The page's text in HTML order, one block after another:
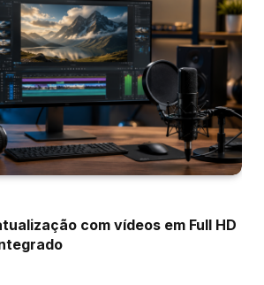
com vídeos em Full HD